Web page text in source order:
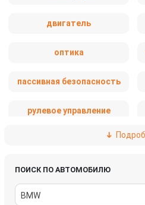
двигатель
оптика
пассивная безопасность
рулевое управление
система охлаждения
стеклоочистители
тормозная система
ПОИСК ПО АВТОМОБИЛЮ
BMW